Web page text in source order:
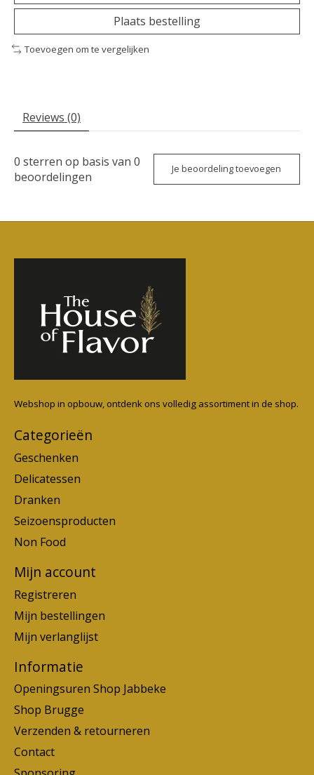
Plaats bestelling
Toevoegen om te vergelijken
Reviews (0)
0 sterren op basis van 0
beoordelingen
Je beoordeling toevoegen
Webshop in opbouw, ontdenk ons volledig assortiment in de shop.
Categorieën
Geschenken
Delicatessen
Dranken
Seizoensproducten
Non Food
Mijn account
Registreren
Mijn bestellingen
Mijn verlanglijst
Informatie
Openingsuren Shop Jabbeke
Shop Brugge
Verzenden & retourneren
Contact